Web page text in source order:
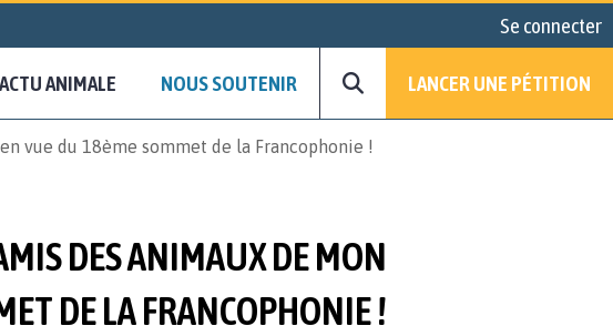
Se connecter
ANIMALE NOUS SOUTENIR LANCER UNE PÉTITION
vue du 18ème sommet de la Francophonie !
DES ANIMAUX DE MON
DE LA FRANCOPHONIE !